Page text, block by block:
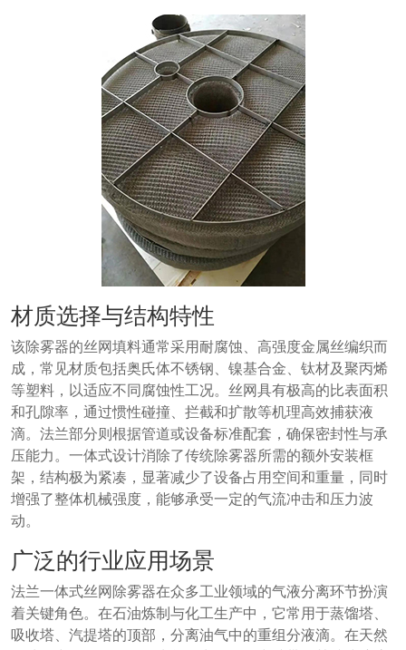
材质选择与结构特性
该除雾器的丝网填料通常采用耐腐蚀、高强度金属丝编织而
成，常见材质包括奥氏体不锈钢、镍基合金、钛材及聚丙烯
等塑料，以适应不同腐蚀性工况。丝网具有极高的比表面积
和孔隙率，通过惯性碰撞、拦截和扩散等机理高效捕获液
滴。法兰部分则根据管道或设备标准配套，确保密封性与承
压能力。一体式设计消除了传统除雾器所需的额外安装框
架，结构极为紧凑，显著减少了设备占用空间和重量，同时
增强了整体机械强度，能够承受一定的气流冲击和压力波
动。
广泛的行业应用场景
法兰一体式丝网除雾器在众多工业领域的气液分离环节扮演
着关键角色。在石油炼制与化工生产中，它常用于蒸馏塔、
吸收塔、汽提塔的顶部，分离油气中的重组分液滴。在天然